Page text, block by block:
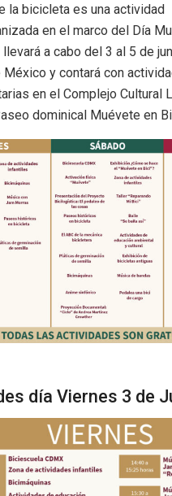
la bicicleta es una actividad
en el marco del Día
a cabo del 3 al 5 de
México y contará con
en el Complejo Cultural
dominical Muévete en
día Viernes 3 de